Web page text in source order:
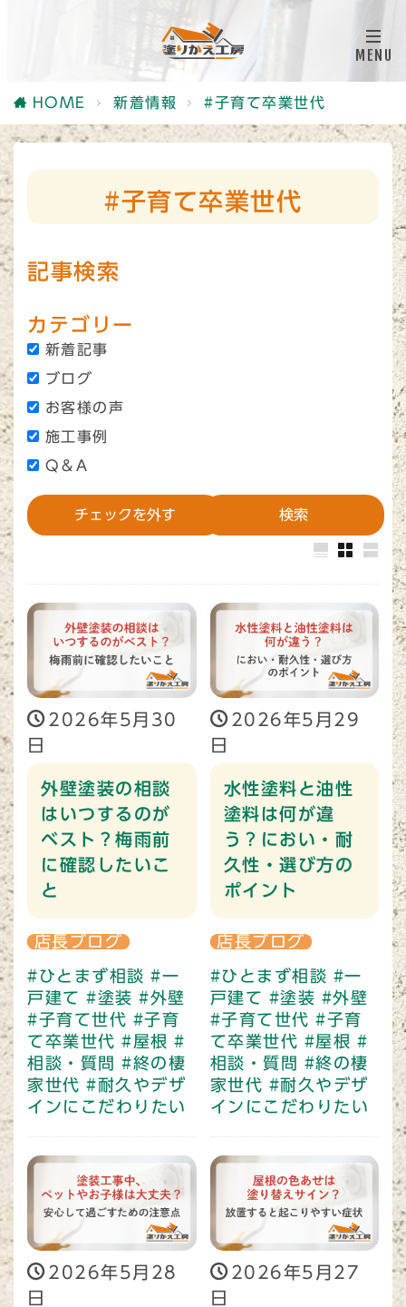
HOME 新着情報 #子育て卒業世代
#子育て卒業世代
記事検索
カテゴリー
新着記事
ブログ
お客様の声
施工事例
Q＆A
2026年5月30
日
外壁塗装の相談
はいつするのが
ベスト？梅雨前
に確認したいこ
と
店長ブログ
#ひとまず相談 #一
戸建て #塗装 #外壁
#子育て世代 #子育
て卒業世代 #屋根 #
相談・質問 #終の棲
家世代 #耐久やデザ
インにこだわりたい
2026年5月29
日
水性塗料と油性
塗料は何が違
う？におい・耐
久性・選び方の
ポイント
店長ブログ
#ひとまず相談 #一
戸建て #塗装 #外壁
#子育て世代 #子育
て卒業世代 #屋根 #
相談・質問 #終の棲
家世代 #耐久やデザ
インにこだわりたい
2026年5月28
日
2026年5月27
日